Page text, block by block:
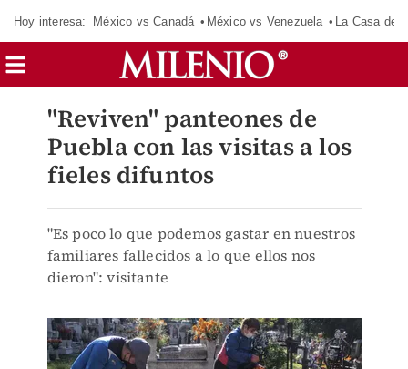
Hoy interesa: México vs Canadá México vs Venezuela La Casa de
"Reviven" panteones de
Puebla con las visitas a los
fieles difuntos
"Es poco lo que podemos gastar en nuestros
familiares fallecidos a lo que ellos nos
dieron": visitante